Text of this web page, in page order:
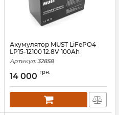
Акумулятор MUST LiFePO4
LP15-12100 12.8V 100Ah
Артикул: 32858
14 000 грн.